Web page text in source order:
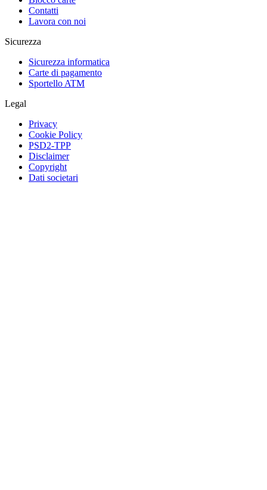
Contatti
Lavora con noi
Sicurezza
Sicurezza informatica
Carte di pagamento
Sportello ATM
Legal
Privacy
Cookie Policy
PSD2-TPP
Disclaimer
Copyright
Dati societari